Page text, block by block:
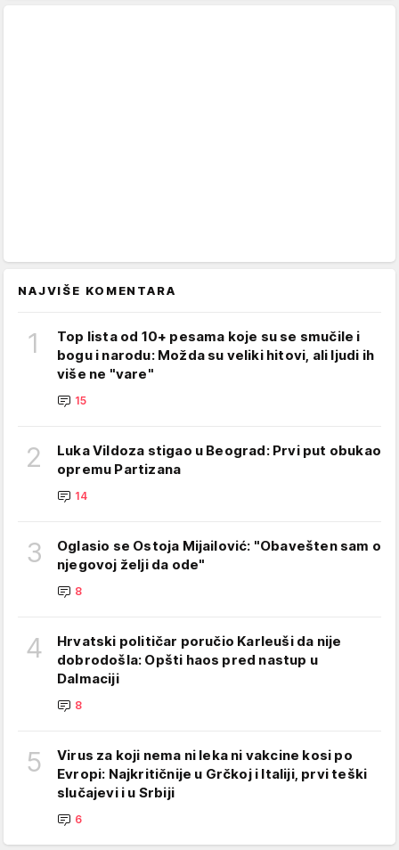
NAJVIŠE KOMENTARA
1
Top lista od 10+ pesama koje su se smučile i
bogu i narodu: Možda su veliki hitovi, ali ljudi ih
više ne "vare"
15
2
Luka Vildoza stigao u Beograd: Prvi put obukao
opremu Partizana
14
3
Oglasio se Ostoja Mijailović: "Obavešten sam o
njegovoj želji da ode"
8
4
Hrvatski političar poručio Karleuši da nije
dobrodošla: Opšti haos pred nastup u
Dalmaciji
8
5
Virus za koji nema ni leka ni vakcine kosi po
Evropi: Najkritičnije u Grčkoj i Italiji, prvi teški
slučajevi i u Srbiji
6